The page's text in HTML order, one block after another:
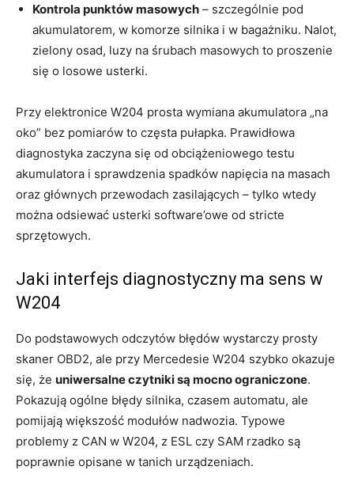
Kontrola punktów masowych – szczególnie pod
akumulatorem, w komorze silnika i w bagażniku. Nalot,
zielony osad, luzy na śrubach masowych to proszenie
się o losowe usterki.
Przy elektronice W204 prosta wymiana akumulatora „na
oko” bez pomiarów to częsta pułapka. Prawidłowa
diagnostyka zaczyna się od obciążeniowego testu
akumulatora i sprawdzenia spadków napięcia na masach
oraz głównych przewodach zasilających – tylko wtedy
można odsiewać usterki software’owe od stricte
sprzętowych.
Jaki interfejs diagnostyczny ma sens w
W204
Do podstawowych odczytów błędów wystarczy prosty
skaner OBD2, ale przy Mercedesie W204 szybko okazuje
się, że uniwersalne czytniki są mocno ograniczone.
Pokazują ogólne błędy silnika, czasem automatu, ale
pomijają większość modułów nadwozia. Typowe
problemy z CAN w W204, z ESL czy SAM rzadko są
poprawnie opisane w tanich urządzeniach.